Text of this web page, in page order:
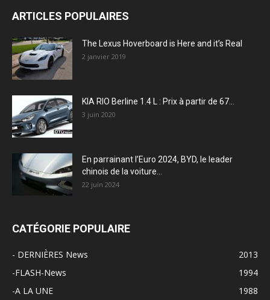
ARTICLES POPULAIRES
The Lexus Hoverboard is Here and it’s Real
2 janvier 2019
KIA RIO Berline 1.4 L : Prix à partir de 67...
3 juin 2020
En parrainant l’Euro 2024, BYD, le leader
chinois de la voiture...
22 juin 2024
CATÉGORIE POPULAIRE
- DERNIÈRES News
2013
-FLASH-News
1994
-A LA UNE
1988